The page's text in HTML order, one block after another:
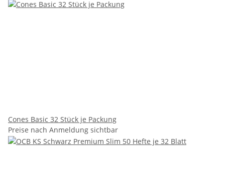
Cones Basic 32 Stück je Packung
Preise nach Anmeldung sichtbar